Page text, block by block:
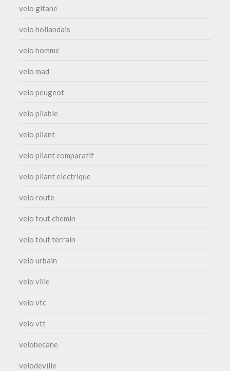
velo gitane
velo hollandais
velo homme
velo mad
velo peugeot
velo pliable
velo pliant
velo pliant comparatif
velo pliant electrique
velo route
velo tout chemin
velo tout terrain
velo urbain
velo ville
velo vtc
velo vtt
velobecane
velodeville